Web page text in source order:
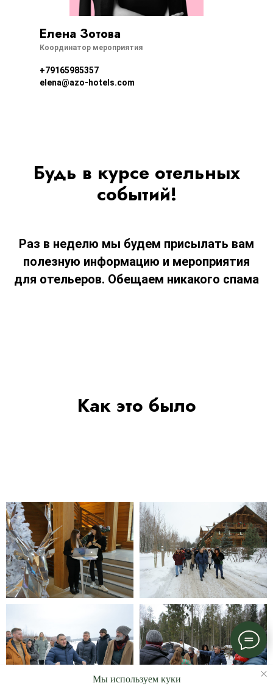
Елена Зотова
Координатор мероприятия
+79165985357
elena@azo-hotels.com
Будь в курсе отельных
событий!
Раз в неделю мы будем присылать вам
полезную информацию и мероприятия
для отельеров. Обещаем никакого спама
Как это было
Мы используем куки